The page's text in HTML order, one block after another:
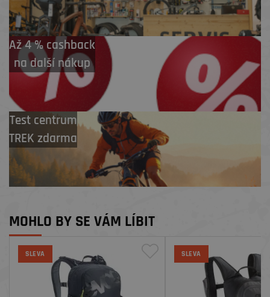
Až 4 % cashback
na další nákup
Test centrum
TREK zdarma
MOHLO BY SE VÁM LÍBIT
SLEVA SLEVA